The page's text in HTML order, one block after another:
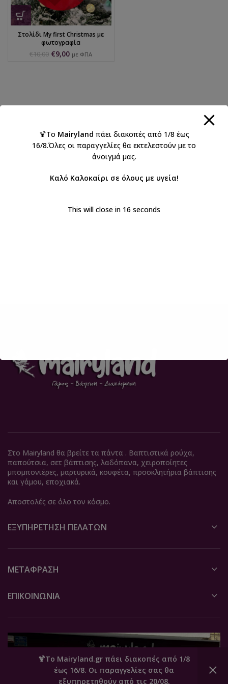
🍹Το Mairyland.gr πάει διακοπές από 1/8
έως 16/8. Οι παραγγελίες σας θα
εξυπηρετηθούν από τις 20/08.
Στολίδι My first Christmas με
φωτογραφία
€10,00 €9,00 με ΦΠΑ
Στο Mairyland θα βρείτε τα πάντα . Βαπτιστικά ρούχα,
παπούτσια, σετ βάπτισης, λαδόπανα, χειροποίητες
μπομπονιέρες, μαρτυρικά, κουφέτα, προσκλητήρια βάπτισης
και γάμου, εποχιακά.
Αποστολές σε όλο τον κόσμο.
ΕΞΥΠΗΡΈΤΗΣΗ ΠΕΛΑΤΏΝ
ΜΕΤΆΦΡΑΣΗ
ΕΠΙΚΟΙΝΩΝΙΑ
0
🍹Το Mairyland πάει διακοπές από 1/8 έως
16/8.Όλες οι παραγγελίες θα εκτελεστούν με το
άνοιγμά μας.
Καλό Καλοκαίρι σε όλους με υγεία!
This will close in 16 seconds